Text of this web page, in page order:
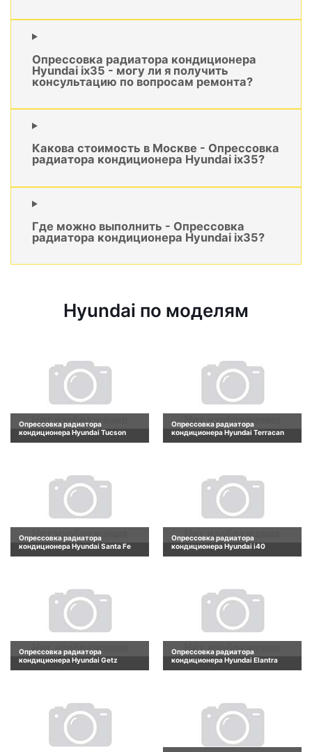
Опрессовка радиатора кондиционера
Hyundai ix35 - могу ли я получить
консультацию по вопросам ремонта?
Какова стоимость в Москве - Опрессовка
радиатора кондиционера Hyundai ix35?
Где можно выполнить - Опрессовка
радиатора кондиционера Hyundai ix35?
Hyundai по моделям
Опрессовка радиатора
кондиционера Hyundai Tucson
Опрессовка радиатора
кондиционера Hyundai Terracan
Опрессовка радиатора
кондиционера Hyundai Santa Fe
Опрессовка радиатора
кондиционера Hyundai i40
Опрессовка радиатора
кондиционера Hyundai Getz
Опрессовка радиатора
кондиционера Hyundai Elantra